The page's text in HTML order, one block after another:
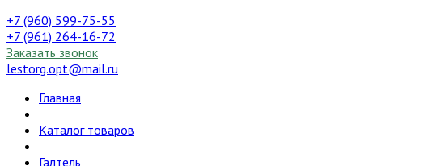
+7 (960) 599-75-55
+7 (961) 264-16-72
Заказать звонок
lestorg.opt@mail.ru
Главная
Каталог товаров
Галтель